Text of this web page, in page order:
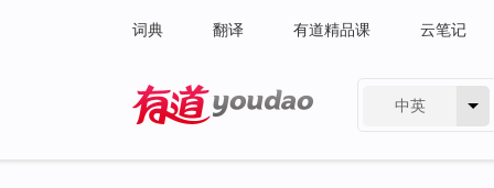
词典 翻译 有道精品课 云笔记
中英